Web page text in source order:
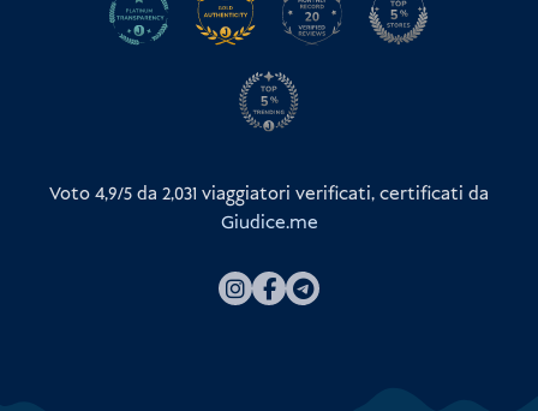
Voto 4,9/5 da 2,031 viaggiatori verificati, certificati da
Giudice.me